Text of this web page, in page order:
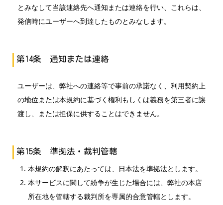
とみなして当該連絡先へ通知または連絡を行い、これらは、
発信時にユーザーへ到達したものとみなします。
第14条 通知または連絡
ユーザーは、弊社への連絡等で事前の承諾なく、利用契約上
の地位または本規約に基づく権利もしくは義務を第三者に譲
渡し、または担保に供することはできません。
第15条 準拠法・裁判管轄
本規約の解釈にあたっては、日本法を準拠法とします。
本サービスに関して紛争が生じた場合には、弊社の本店
所在地を管轄する裁判所を専属的合意管轄とします。